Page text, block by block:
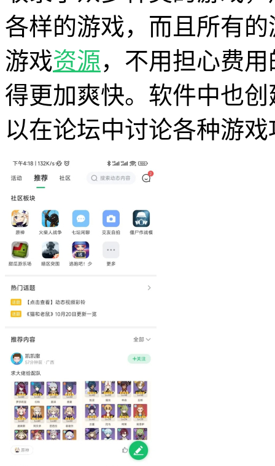
各样的游戏，而且所有
游戏资源，不用担心费
得更加爽快。软件中也
以在论坛中讨论各种游